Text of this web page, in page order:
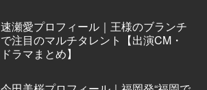
速瀬愛プロフィール｜王様のブランチ
で注目のマルチタレント【出演CM・
ドラマまとめ】